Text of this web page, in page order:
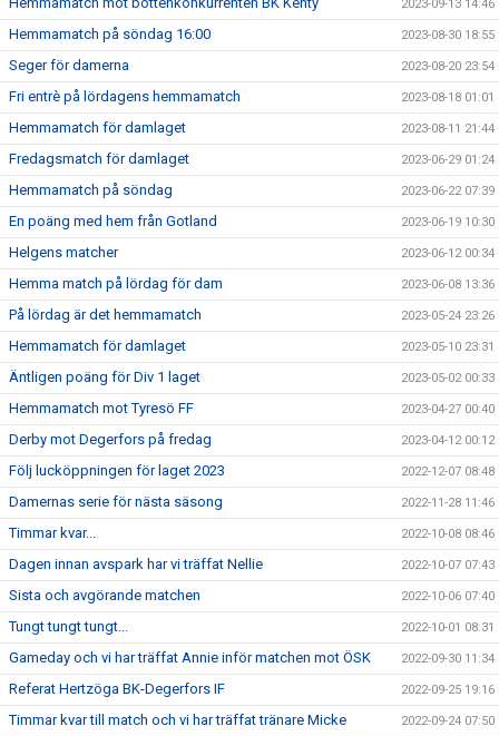
2023-09-13 14:46
Hemmamatch på söndag 16:00 2023-08-30 18:55
Seger för damerna 2023-08-20 23:54
Fri entrè på lördagens hemmamatch 2023-08-18 01:01
Hemmamatch för damlaget 2023-08-11 21:44
Fredagsmatch för damlaget 2023-06-29 01:24
Hemmamatch på söndag 2023-06-22 07:39
En poäng med hem från Gotland 2023-06-19 10:30
Helgens matcher 2023-06-12 00:34
Hemma match på lördag för dam 2023-06-08 13:36
På lördag är det hemmamatch 2023-05-24 23:26
Hemmamatch för damlaget 2023-05-10 23:31
Äntligen poäng för Div 1 laget 2023-05-02 00:33
Hemmamatch mot Tyresö FF 2023-04-27 00:40
Derby mot Degerfors på fredag 2023-04-12 00:12
Följ lucköppningen för laget 2023 2022-12-07 08:48
Damernas serie för nästa säsong 2022-11-28 11:46
Timmar kvar... 2022-10-08 08:46
Dagen innan avspark har vi träffat Nellie 2022-10-07 07:43
Sista och avgörande matchen 2022-10-06 07:40
Tungt tungt tungt... 2022-10-01 08:31
Gameday och vi har träffat Annie inför matchen mot ÖSK 2022-09-30 11:34
Referat Hertzöga BK-Degerfors IF 2022-09-25 19:16
Timmar kvar till match och vi har träffat tränare Micke 2022-09-24 07:50